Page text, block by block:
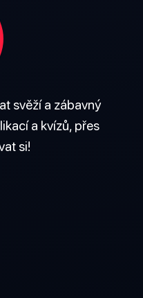
svěží a zábavný
a kvízů, přes
si!